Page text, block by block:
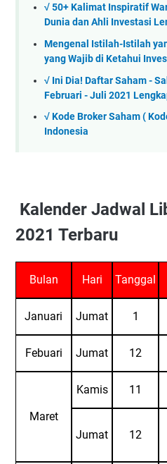
√ 50+ Kalimat Inspiratif
Dunia dan Ahli Investasi
Mengenal Istilah-Istilah
yang Wajib di Ketahui
√ Ini Dia! Daftar Saham -
Februari - Juli 2021
√ Kode Broker Saham (
Indonesia
Kalender Jadwal
2021 Terbaru
Bulan Hari Tanggal
Januari Jumat 1
Febuari Jumat 12
Maret
Kamis 11
Jumat
12